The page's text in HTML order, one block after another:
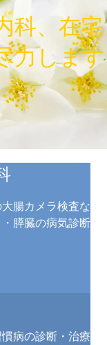
科、在宅
力します
腸カメラ検査な
膵臓の病気診断
病の診断・治療